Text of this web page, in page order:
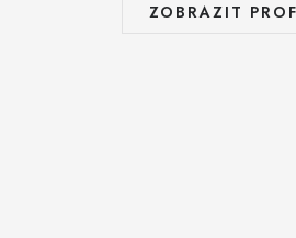
ZOBRAZIT